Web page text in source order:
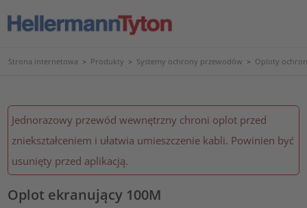
Strona internetowa > Produkty > Systemy ochrony przewodów > Oploty
Jednorazowy przewód wewnętrzny chroni oplot przed
zniekształceniem i ułatwia umieszczenie kabli. Powinien być
usunięty przed aplikacją.
Oplot ekranujący 100M